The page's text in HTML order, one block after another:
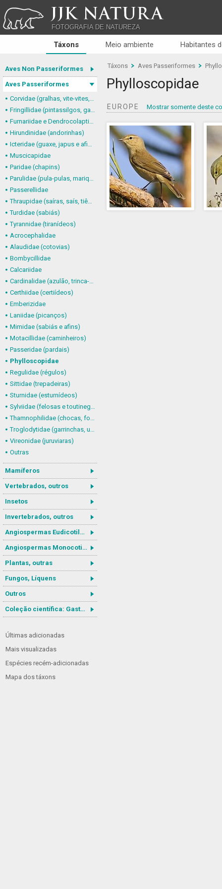
JJK NATURA
FOTOGRAFIA DE NATUREZA
Táxons Meio ambiente Habitantes
Aves Non Passeriformes
Aves Passeriformes
Corvidae (gralhas, vite-vites, juruviaras e afins)
Fringillidae (pintassilgos, gaturamos e afins)
Furnariidae e Dendrocolaptidae (joães, limpa-folhas, arapaçus e afins)
Hirundinidae (andorinhas)
Icteridae (guaxe, japus e afins)
Muscicapidae
Paridae (chapins)
Parulidae (pula-pulas, mariquitas e afins)
Passerellidae
Thraupidae (saíras, saís, tiês, sanhaçus e afins)
Turdidae (sabiás)
Tyrannidae (tiranídeos)
Acrocephalidae
Alaudidae (cotovias)
Bombycillidae
Calcariidae
Cardinalidae (azulão, trinca-ferro-verdadeiro e afins)
Certhiidae (certiídeos)
Emberizidae
Laniidae (picanços)
Mimidae (sabiás e afins)
Motacillidae (caminheiros)
Passeridae (pardais)
Phylloscopidae
Regulidae (régulos)
Sittidae (trepadeiras)
Sturnidae (esturnídeos)
Sylviidae (felosas e toutinegras)
Thamnophilidae (chocas, formigueiros, chororós e afins)
Troglodytidae (garrinchas, uirapurus e afins)
Vireonidae (juruviaras)
Outras
Mamíferos
Vertebrados, outros
Insetos
Invertebrados, outros
Angiospermas Eudicotiledôneas
Angiospermas Monocotiledôneas
Plantas, outras
Fungos, Líquens
Outros
Coleção científica: Gastrotricha
Últimas adicionadas
Mais visualizadas
Espécies recém-adicionadas
Mapa dos táxons
Táxons Aves Passeriformes
Phylloscopidae
EUROPE Mostrar somente deste